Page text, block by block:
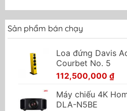
Sản phẩm bán chạy
Loa đứng Davis
Courbet No. 5
112,500,000 ₫
Máy chiếu 4K
DLA-N5BE